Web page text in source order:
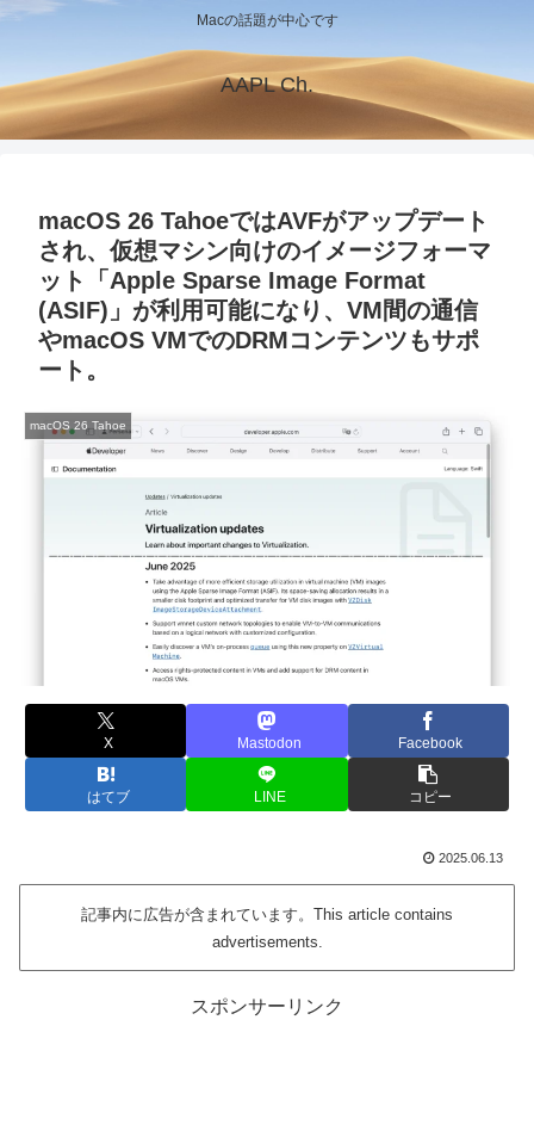
Macの話題が中心です
AAPL Ch.
macOS 26 TahoeではAVFがアップデート
され、仮想マシン向けのイメージフォーマ
ット「Apple Sparse Image Format
(ASIF)」が利用可能になり、VM間の通信
やmacOS VMでのDRMコンテンツもサポ
ート。
macOS 26 Tahoe
X Mastodon Facebook
はてブ LINE コピー
2025.06.13
記事内に広告が含まれています。This article contains
advertisements.
スポンサーリンク